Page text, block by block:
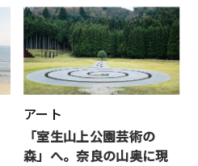
アート
「室生山上公園芸術の
森」へ。奈良の山奥に現